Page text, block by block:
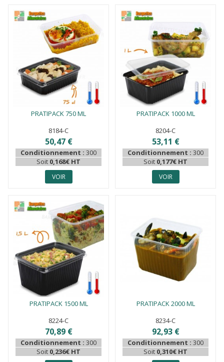
PRATIPACK 750 ML
8184-C
50,47 €
Conditionnement : 300
Soit 0,168€ HT
VOIR
PRATIPACK 1000 ML
8204-C
53,11 €
Conditionnement : 300
Soit 0,177€ HT
VOIR
PRATIPACK 1500 ML
8224-C
70,89 €
Conditionnement : 300
Soit 0,236€ HT
PRATIPACK 2000 ML
8234-C
92,93 €
Conditionnement : 300
Soit 0,310€ HT